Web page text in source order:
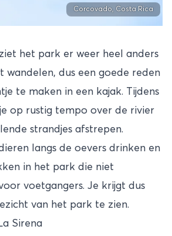
Corcovado, Costa Rica
het park er weer heel anders
wandelen, dus een goede reden
te maken in een kajak. Tijdens
op rustig tempo over de rivier
strandjes afstrepen.
langs de oevers drinken en
in het park die niet
voetgangers. Je krijgt dus
van het park te zien.
Sirena